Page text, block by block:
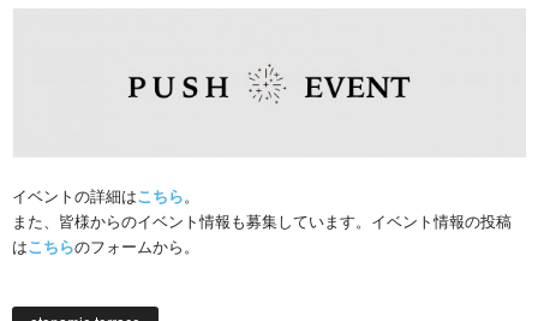
イベントの詳細はこちら。
また、皆様からのイベント情報も募集しています。イベント情報の投稿
はこちらのフォームから。